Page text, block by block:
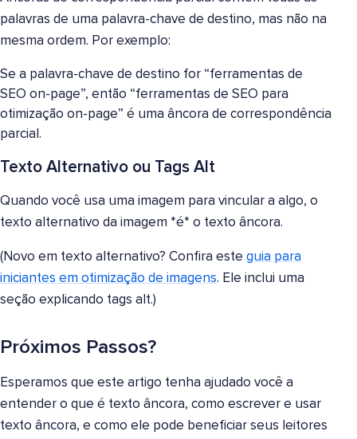
palavras de uma palavra-chave de destino, mas não na
mesma ordem. Por exemplo:
Se a palavra-chave de destino for “ferramentas de
SEO on-page”, então “ferramentas de SEO para
otimização on-page” é uma âncora de correspondência
parcial.
Texto Alternativo ou Tags Alt
Quando você usa uma imagem para vincular a algo, o
texto alternativo da imagem *é* o texto âncora.
(Novo em texto alternativo? Confira este guia para
iniciantes em otimização de imagens. Ele inclui uma
seção explicando tags alt.)
Próximos Passos?
Esperamos que este artigo tenha ajudado você a
entender o que é texto âncora, como escrever e usar
texto âncora, e como ele pode beneficiar seus leitores